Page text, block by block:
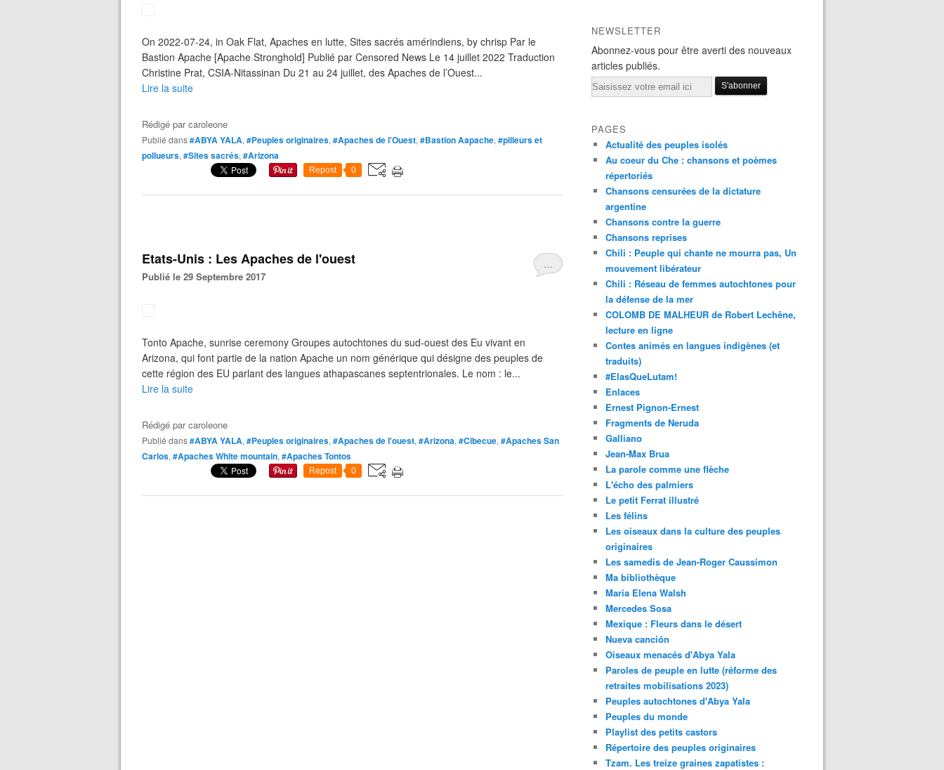
On 2022-07-24, in Oak Flat, Apaches en lutte, Sites sacrés amérindiens, by chrisp Par le
Bastion Apache [Apache Stronghold] Publié par Censored News Le 14 juillet 2022 Traduction
Christine Prat, CSIA-Nitassinan Du 21 au 24 juillet, des Apaches de l’Ouest...
Lire la suite
Rédigé parcaroleone
Publié dans#ABYA YALA, #Peuples originaires, #Apaches de l'Ouest, #Bastion Aapache, #pilleurs et
pollueurs, #Sites sacrés, #Arizona
Repost 0
…
Etats-Unis : Les Apaches de l'ouest
Publié le 29 Septembre 2017
Tonto Apache, sunrise ceremony Groupes autochtones du sud-ouest des Eu vivant en
Arizona, qui font partie de la nation Apache un nom générique qui désigne des peuples de
cette région des EU parlant des langues athapascanes septentrionales. Le nom : le...
Lire la suite
Rédigé parcaroleone
Publié dans#ABYA YALA, #Peuples originaires, #Apaches de l'ouest, #Arizona, #Cibecue, #Apaches San
Carlos, #Apaches White mountain, #Apaches Tontos
Repost 0
NEWSLETTER
Abonnez-vous pour être averti des nouveaux
articles publiés.
Email
PAGES
Actualité des peuples isolés
Au coeur du Che : chansons et poèmes
répertoriés
Chansons censurées de la dictature
argentine
Chansons contre la guerre
Chansons reprises
Chili : Peuple qui chante ne mourra pas, Un
mouvement libérateur
Chili : Réseau de femmes autochtones pour
la défense de la mer
COLOMB DE MALHEUR de Robert Lechêne,
lecture en ligne
Contes animés en langues indigènes (et
traduits)
#ElasQueLutam!
Enlaces
Ernest Pignon-Ernest
Fragments de Neruda
Galliano
Jean-Max Brua
La parole comme une flèche
L'écho des palmiers
Le petit Ferrat illustré
Les félins
Les oiseaux dans la culture des peuples
originaires
Les samedis de Jean-Roger Caussimon
Ma bibliothèque
Maria Elena Walsh
Mercedes Sosa
Mexique : Fleurs dans le désert
Nueva canción
Oiseaux menacés d'Abya Yala
Paroles de peuple en lutte (réforme des
retraites mobilisations 2023)
Peuples autochtones d'Abya Yala
Peuples du monde
Playlist des petits castors
Répertoire des peuples originaires
Tzam. Les treize graines zapatistes :